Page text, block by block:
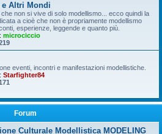
e Altri Mondi
non si vive di solo modellismo... ecco quindi la
a cioè che non è propriamente modellismo
esperienze, leggende e quanto più.
microciccio
eventi, incontri e manifestazioni modellistiche.
Starfighter84
Forum
Culturale Modellistica MODELING